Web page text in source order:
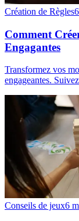
Création de Règles6
Comment
Engagantes
Transformez vos
engageantes.
Conseils de jeux6